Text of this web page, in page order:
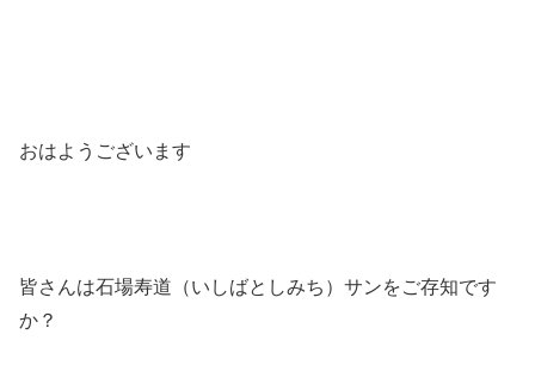
おはようございます
皆さんは石場寿道（いしばとしみち）サンをご存知です
か？